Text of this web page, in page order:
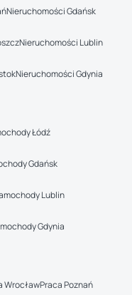
Nieruchomości Gdańsk
Nieruchomości Lublin
Nieruchomości Gdynia
Łódź
Gdańsk
Lublin
Gdynia
WrocławPraca Poznań